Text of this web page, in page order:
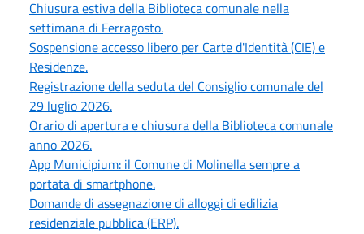
Chiusura estiva della Biblioteca comunale nella
settimana di Ferragosto.
Sospensione accesso libero per Carte d'Identità (CIE) e
Residenze.
Registrazione della seduta del Consiglio comunale del
29 luglio 2026.
Orario di apertura e chiusura della Biblioteca comunale
anno 2026.
App Municipium: il Comune di Molinella sempre a
portata di smartphone.
Domande di assegnazione di alloggi di edilizia
residenziale pubblica (ERP).